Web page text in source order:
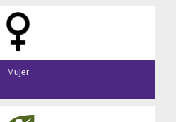
Mujer